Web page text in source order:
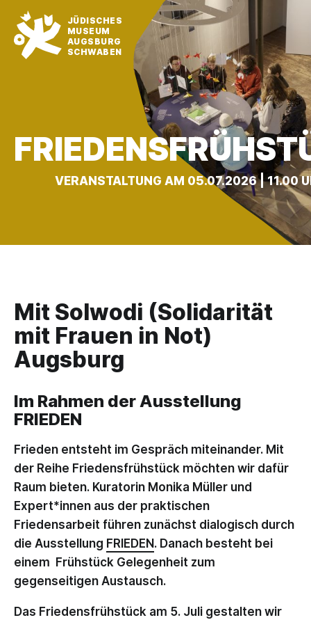
JÜDISCHES
MUSEUM
AUGSBURG
SCHWABEN
VERANSTALTUNG AM 05.07.2026 | 11.00
Mit Solwodi (Solidarität
mit Frauen in Not)
Augsburg
Im Rahmen der Ausstellung
FRIEDEN
Frieden entsteht im Gespräch miteinander. Mit
der Reihe Friedensfrühstück möchten wir dafür
Raum bieten. Kuratorin Monika Müller und
Expert*innen aus der praktischen
Friedensarbeit führen zunächst dialogisch durch
die Ausstellung FRIEDEN . Danach besteht bei
einem Frühstück Gelegenheit zum
gegenseitigen Austausch.
Das Friedensfrühstück am 5. Juli gestalten wir